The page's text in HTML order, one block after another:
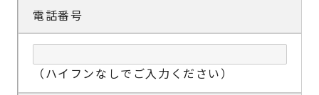
電話番号
（ハイフンなしでご入力ください）